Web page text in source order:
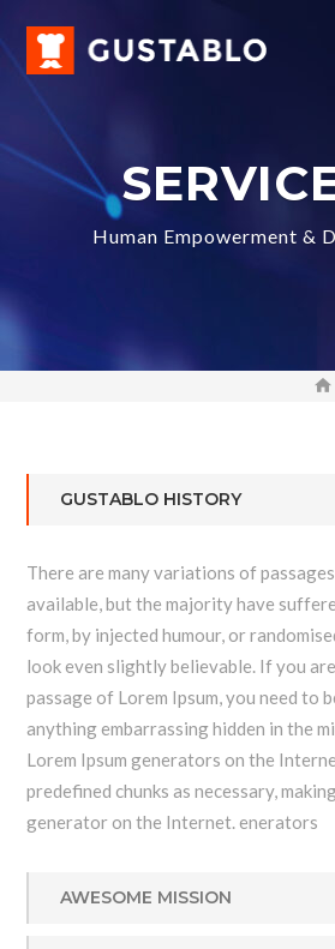
Human Empowerment &
GUSTABLO HISTORY
There are many variations of
available, but the majority have
form, by injected humour, or
look even slightly believable. If you
passage of Lorem Ipsum, you need to
anything embarrassing hidden in the
Lorem Ipsum generators on the
predefined chunks as necessary,
generator on the Internet. enerators
AWESOME MISSION